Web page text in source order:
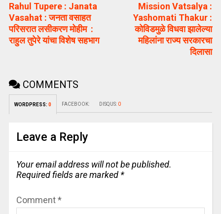
Rahul Tupere : Janata
Vasahat : जनता वसाहत
परिसरात लसीकरण मोहीम :
राहुल तुपेरे यांचा विशेष सहभाग
Mission Vatsalya :
Yashomati Thakur :
कोविडमुळे विधवा झालेल्या
महिलांना राज्य सरकारचा
दिलासा
COMMENTS
WORDPRESS: 0 FACEBOOK: DISQUS: 0
Leave a Reply
Your email address will not be published.
Required fields are marked *
Comment*